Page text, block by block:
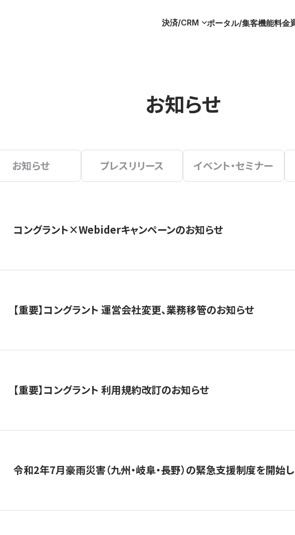
決済/CRM ポータル/集客機能料金
お知らせ
お知らせ プレスリリース イベント・セミナー
コングラント×Webiderキャンペーンのお知らせ
【重要】コングラント 運営会社変更、業務移管のお知らせ
【重要】コングラント 利用規約改訂のお知らせ
令和2年7月豪雨災害（九州・岐阜・長野）の緊急支援制度を開始